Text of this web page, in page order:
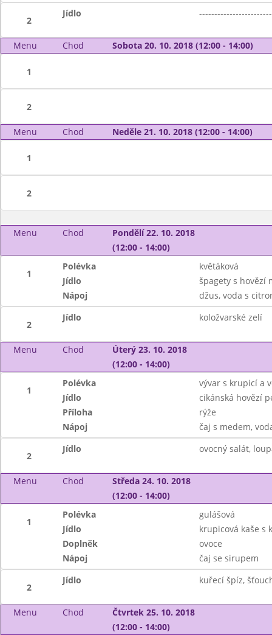
2
Jídlo
Menu Chod Sobota 20. 10. 2018 (12:00 - 14:00)
1
2
Menu Chod Neděle 21. 10. 2018 (12:00 - 14:00)
1
2
Menu Chod
Pondělí 22. 10. 2018
(12:00 - 14:00)
1
Polévka
květáková
Jídlo
špagety s hovězí
Nápoj
džus, voda s
2
Jídlo koložvarské zelí
Menu Chod
Úterý 23. 10. 2018
(12:00 - 14:00)
1
Polévka
vývar s krupicí a
Jídlo
cikánská hovězí
Příloha
rýže
Nápoj
čaj s medem,
2
Jídlo ovocný salát,
Menu Chod
Středa 24. 10. 2018
(12:00 - 14:00)
1
Polévka
gulášová
Jídlo
krupicová kaše s
Doplněk
ovoce
Nápoj
čaj se sirupem
2
Jídlo kuřecí špíz,
Menu Chod
Čtvrtek 25. 10. 2018
(12:00 - 14:00)